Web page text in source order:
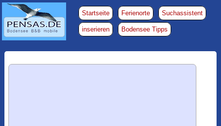
Startseite Ferienorte Suchassistent
inserieren Bodensee Tipps